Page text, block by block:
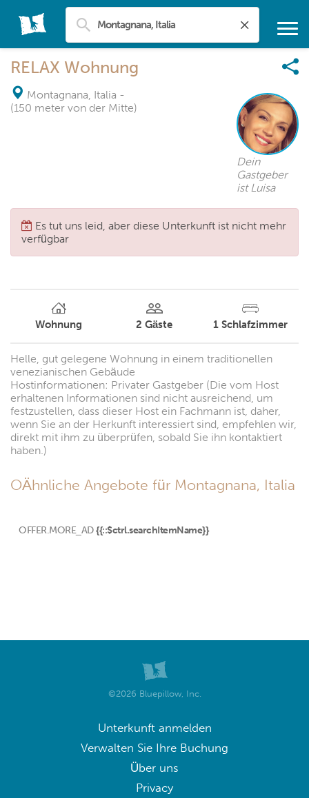
RELAX Wohnung
Montagnana, Italia -
(150 meter von der Mitte)
Dein
Gastgeber
ist Luisa
Es tut uns leid, aber diese Unterkunft ist nicht mehr
verfügbar
Wohnung 2 Gäste 1 Schlafzimmer
Helle, gut gelegene Wohnung in einem traditionellen
venezianischen Gebäude
Hostinformationen: Privater Gastgeber (Die vom Host
erhaltenen Informationen sind nicht ausreichend, um
festzustellen, dass dieser Host ein Fachmann ist, daher,
wenn Sie an der Herkunft interessiert sind, empfehlen wir,
direkt mit ihm zu überprüfen, sobald Sie ihn kontaktiert
haben.)
OÄhnliche Angebote für Montagnana, Italia
OFFER.MORE_AD {{::$ctrl.searchItemName}}
©2026 Bluepillow, Inc.
Unterkunft anmelden
Verwalten Sie Ihre Buchung
Über uns
Privacy